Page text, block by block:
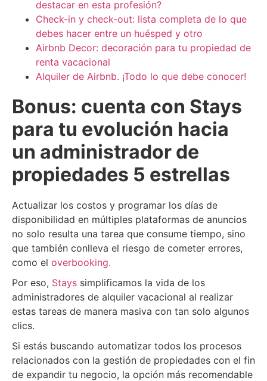
destacar en esta profesión?
Check-in y check-out: lista completa de lo que
debes hacer entre un huésped y otro
Airbnb Decor: decoración para tu propiedad de
renta vacacional
Alquiler de Airbnb. ¡Todo lo que debe conocer!
Bonus: cuenta con Stays
para tu evolución hacia
un administrador de
propiedades 5 estrellas
Actualizar los costos y programar los días de
disponibilidad en múltiples plataformas de anuncios
no solo resulta una tarea que consume tiempo, sino
que también conlleva el riesgo de cometer errores,
como el overbooking.
Por eso, Stays simplificamos la vida de los
administradores de alquiler vacacional al realizar
estas tareas de manera masiva con tan solo algunos
clics.
Si estás buscando automatizar todos los procesos
relacionados con la gestión de propiedades con el fin
de expandir tu negocio, la opción más recomendable